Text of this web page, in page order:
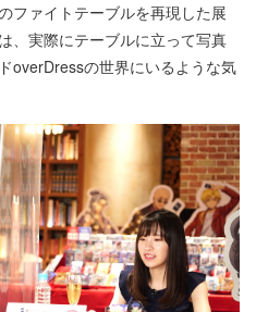
ファイトテーブルを再現した展
、実際にテーブルに立って写真
overDressの世界にいるような気